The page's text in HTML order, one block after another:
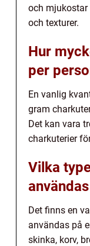
och
och texturer.
Hur
per
En vanlig
gram
Det kan vara
charkuterier
Vilka
Det finns en
användas på
skinka, korv,